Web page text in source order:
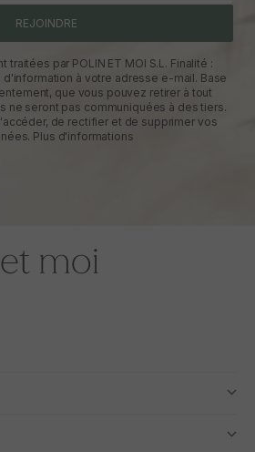
REJOINDRE
traitées par POLIN ET MOI S.L. Finalité :
à votre adresse e-mail. Base
que vous pouvez retirer à tout
ne seront pas communiquées à des tiers.
de rectifier et de supprimer vos
Plus d'informations